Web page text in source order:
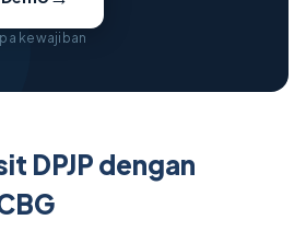
kewajiban
DPJP dengan